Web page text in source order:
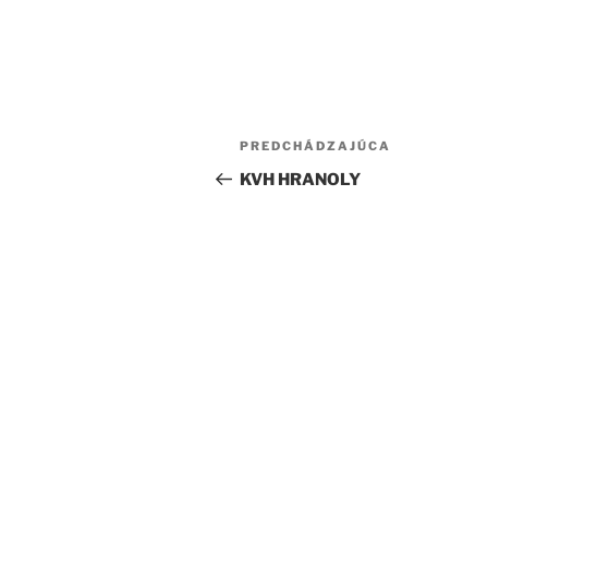
Navigácia
v
Predchádzajúci
článok
PREDCHÁDZAJÚCA
KVH HRANOLY